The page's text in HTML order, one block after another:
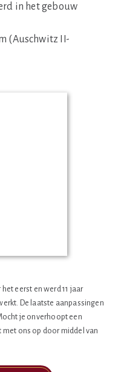
in het gebouw
(Auschwitz II-
eerst en werd 11 jaar
De laatste aanpassingen
je onverhoopt een
ons op door middel van